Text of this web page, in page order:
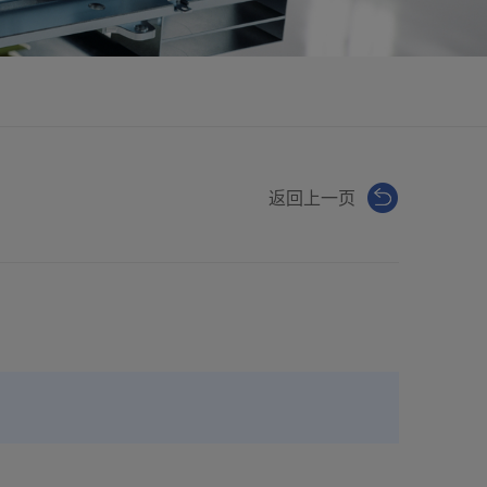
返回上一页